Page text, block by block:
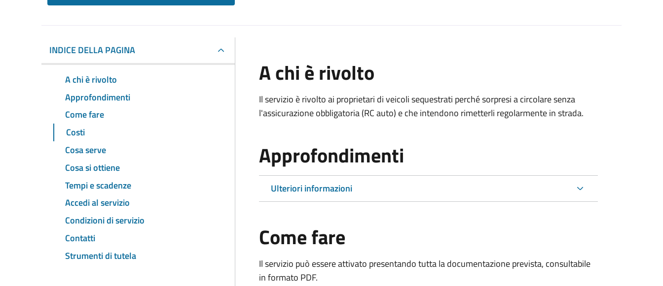
INDICE DELLA PAGINA
A chi è rivolto
Approfondimenti
Come fare
Costi
Cosa serve
Cosa si ottiene
Tempi e scadenze
Accedi al servizio
Condizioni di servizio
Contatti
Strumenti di tutela
A chi è rivolto
Il servizio è rivolto ai proprietari di veicoli sequestrati perché sorpresi a circolare senza
l'assicurazione obbligatoria (RC auto) e che intendono rimetterli regolarmente in strada.
Approfondimenti
Ulteriori informazioni
Come fare
Il servizio può essere attivato presentando tutta la documentazione prevista, consultabile
in formato PDF.